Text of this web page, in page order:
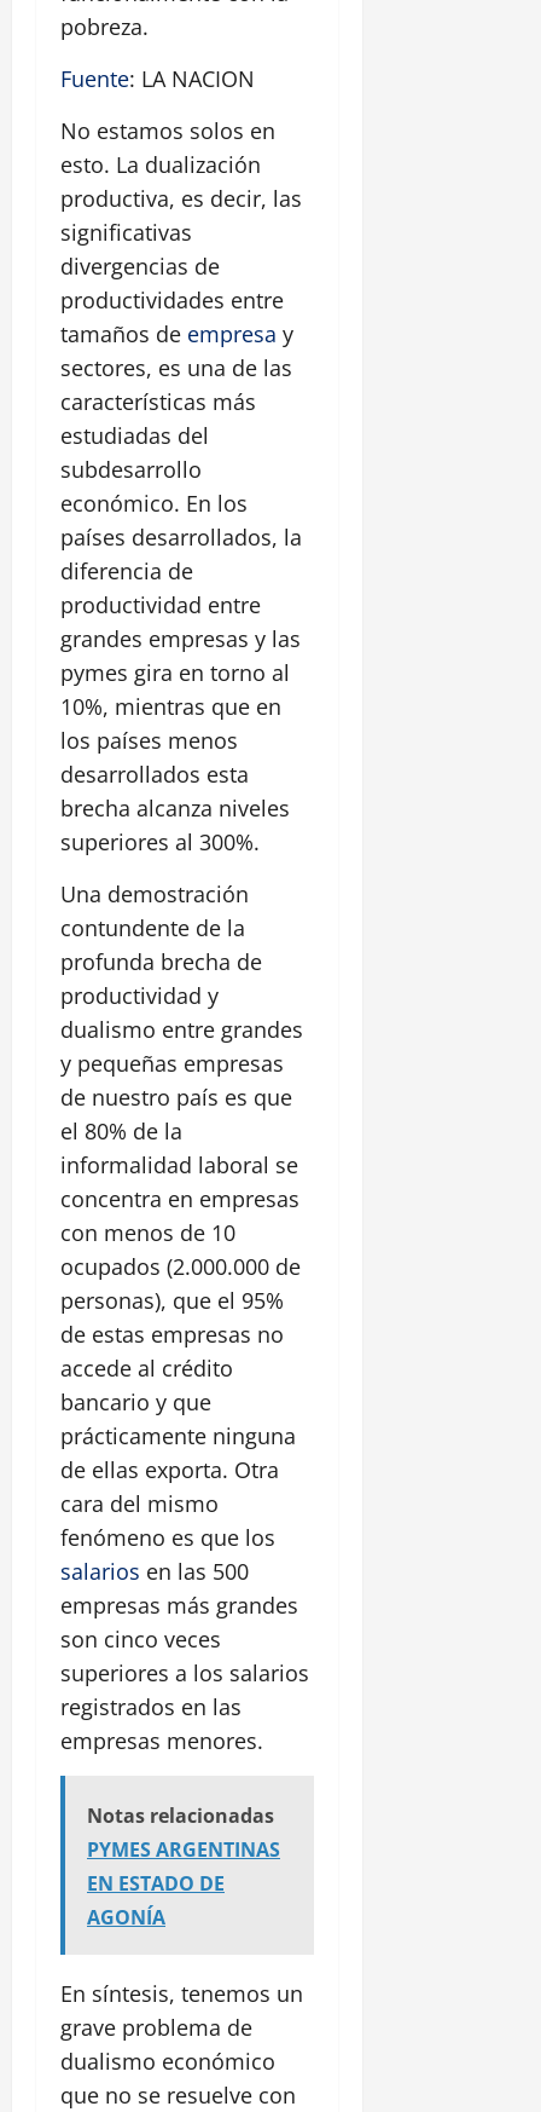
pobreza.
Fuente: LA NACION
No estamos solos en
esto. La dualización
productiva, es decir, las
significativas
divergencias de
productividades entre
tamaños de empresa y
sectores, es una de las
características más
estudiadas del
subdesarrollo
económico. En los
países desarrollados, la
diferencia de
productividad entre
grandes empresas y las
pymes gira en torno al
10%, mientras que en
los países menos
desarrollados esta
brecha alcanza niveles
superiores al 300%.
Una demostración
contundente de la
profunda brecha de
productividad y
dualismo entre grandes
y pequeñas empresas
de nuestro país es que
el 80% de la
informalidad laboral se
concentra en empresas
con menos de 10
ocupados (2.000.000 de
personas), que el 95%
de estas empresas no
accede al crédito
bancario y que
prácticamente ninguna
de ellas exporta. Otra
cara del mismo
fenómeno es que los
salarios en las 500
empresas más grandes
son cinco veces
superiores a los salarios
registrados en las
empresas menores.
Notas relacionadas
PYMES ARGENTINAS
EN ESTADO DE
AGONÍA
En síntesis, tenemos un
grave problema de
dualismo económico
que no se resuelve con